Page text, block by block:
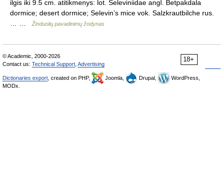
ilgis iki 9.5 cm. atitikmenys: lot. Seleviniidae angl. Betpakdala
dormice; desert dormice; Selevin’s mice vok. Salzkrautbilche rus.
Žinduolių pavadinimų žodynas
18+
© Academic, 2000-2026
Contact us: Technical Support Advertising
Dictionaries export , created on PHP, Joomla, Drupal,
WordPress,
MODx.